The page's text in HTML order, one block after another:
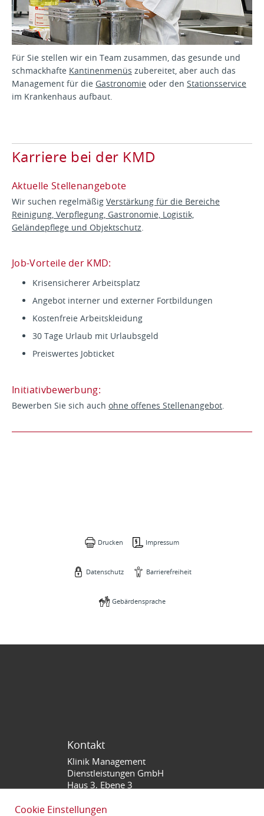
Für Sie stellen wir ein Team zusammen, das gesunde und
schmackhafte Kantinenmenüs zubereitet, aber auch das
Management für die Gastronomie oder den Stationsservice
im Krankenhaus aufbaut.
Karriere bei der KMD
Aktuelle Stellenangebote
Wir suchen regelmäßig Verstärkung für die Bereiche
Reinigung, Verpflegung, Gastronomie, Logistik,
Geländepflege und Objektschutz
Job-Vorteile der KMD:
Krisensicherer Arbeitsplatz
Angebot interner und externer Fortbildungen
Kostenfreie Arbeitskleidung
30 Tage Urlaub mit Urlaubsgeld
Preiswertes Jobticket
Initiativbewerbung:
Bewerben Sie sich auch ohne offenes Stellenangebot.
Drucken Impressum
Datenschutz Barrierefreiheit
Gebärdensprache
Kontakt
Klinik Management
Dienstleistungen GmbH
Haus 3, Ebene 3
68167 Mannheim
Cookie Einstellungen